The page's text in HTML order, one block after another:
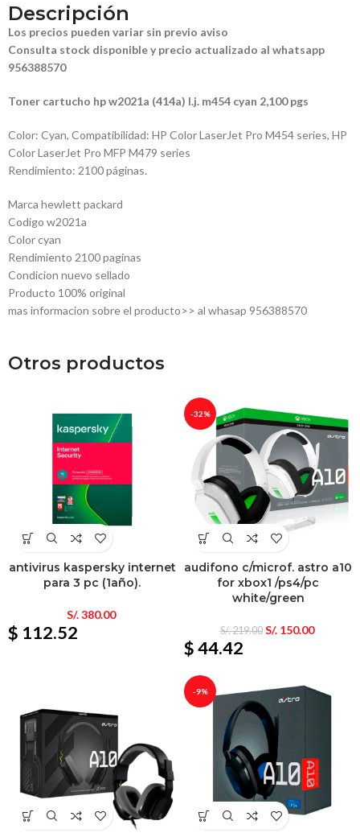
Descripción
Los precios pueden variar sin previo aviso
Consulta stock disponible y precio actualizado al whatsapp
956388570
Toner cartucho hp w2021a (414a) l.j. m454 cyan 2,100 pgs
Color: Cyan, Compatibilidad: HP Color LaserJet Pro M454 series, HP
Color LaserJet Pro MFP M479 series
Rendimiento: 2100 páginas.
Marca hewlett packard
Codigo w2021a
Color cyan
Rendimiento 2100 paginas
Condicion nuevo sellado
Producto 100% original
mas informacion sobre el producto>> al whasap 956388570
Otros productos
antivirus kaspersky internet
para 3 pc (1año).
S/.380.00
$ 112.52
-32%
audifono c/microf. astro a10
for xbox1 /ps4/pc
white/green
S/.219.00 S/.150.00
$ 44.42
-9%